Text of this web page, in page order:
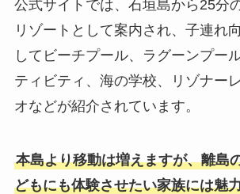
公式サイトでは、石垣島から25分
リゾートとして案内され、子連れ
してビーチプール、ラグーンプー
ティビティ、海の学校、リゾナー
オなどが紹介されています。
本島より移動は増えますが、離島
どもにも体験させたい家族には魅